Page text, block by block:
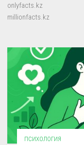
onlyfacts.kz
millionfacts.kz
ПСИХОЛОГИЯ